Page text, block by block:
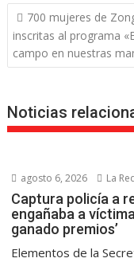
Navegación
de
entradas
700 mujeres de
inscritas al programa
campo en nuestras
Noticias
agosto 6, 2026 La
Captura policía a
engañaba a
ganado premios’
Elementos de la